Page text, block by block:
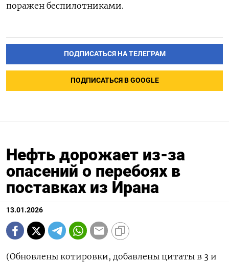
поражен беспилотниками.
ПОДПИСАТЬСЯ НА ТЕЛЕГРАМ
ПОДПИСАТЬСЯ В GOOGLE
Нефть дорожает из-за
опасений о перебоях в
поставках из Ирана
13.01.2026
(Обновлены котировки, добавлены цитаты в 3 и